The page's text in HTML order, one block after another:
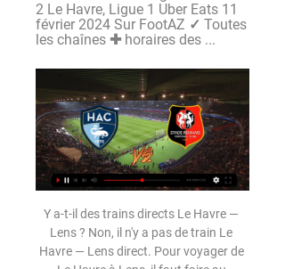
2 Le Havre, Ligue 1 Uber Eats 11
février 2024 Sur FootAZ ✓ Toutes
les chaînes ✚ horaires des ...
Y a-t-il des trains directs Le Havre — Lens ? Non, il n'y a pas de train Le Havre — Lens direct. Pour voyager de Le Havre à Lens, il faut faire au minimum 1 changement. Il peut y avoir davantage de changements durant les week-ends et les vacances. Utilisez le planificateur de voyage sur cette page pour connaître les disponibilités à une.

Découvrez RT France, la dernière-née des chaînes d’info en continu du groupe RT. Une chaîne qui couvre l’actualité française et internationale, et propose de...

10h30 SIRGUE FABIEN C. FOUCHER Emmanuel RUIZ MUAKA BALU Lilian A. BOURENNANE M. LABAY Bosc Jerome D. DUBUC RATIE Jérôme Dalmas Fabien C.BASQUE Pascal REDON 11h15 VERGNES Florent C. FOUCHER Ghislain MEESSEMAN CADALEN Thomas A. DONCESCU PICKEL Gaël Cathala Hugo C.BASQUE Guillaume Arnaud

(((aujourd'hui<<<<))) regarder Le Havre Rennes en direct liv il y a 7 heures — il y a 2 heures — [Direct==] Le Havre Stade Rennes en streaming Stade Rennais - Lille. « J'ai envie de tout donner pour ce club 11 février ...

Tout ce qu'il faut savoir sur le match Sylvia vs Bodens de Division 1 du (30 June 2019) en direct : Résumé, statistiques, compositions et résultats - Besoccer

Un service en ligne unique pour toutes les démarches. La plateforme Études en France est entièrement dématérialisée et permet de gérer l’ensemble des démarches d’inscription dans un établissement d’enseignement supérieur jusqu’à la demande de visa.

date: organisateur: adresse: telephone: telecopie: mail: site internet: engagement: 28/09/19-29/09/19: 0903-ingres: 511 avenue jean moulin 82000 montauban: 0563032761

Le Havre - Rennes EN DIRECT 11. 2. 2024 | Football Suivez Le Havre - Rennes le 11. 2. 2024 en direct - livescore, statistiques tête-à-tête, derniers résultats et plus d'informations sur Flashscore.

Organiser votre événement, inauguration, anniversaire d'entreprise avec LA SALERS EN FOLIE, Traiteur Festif | Rouen - Le Havre - Amiens - Paris - Lille Skip to content Licence de marque

Le Havre Stade Rennes en direct gratuit ((Vivre>)) regarder il y a 2 heures — Le Havre Stade Rennes en direct gratuit ((Vivre>)) regarder Le Havre Stade Rennes en direct gratuit 11 février 2024 Flux Jour de Stade ...

Tout ce qu'il faut savoir sur le match AC Kajaani vs TPS Turku de D2 Ykkonen Finlande du (06 Juillet 2019) en direct : Résumé, statistiques, compositions et résultats - Besoccer

L’équipe de France affronte la Turquie lors des éliminatoires de l’Euro 2020, lundi soir au Stade de France. Toujours sans Mbappé ni Lloris, les Bleus vont disputer leur « finale » du groupe H est là.

Le Havre vs Rennes Live Score and Live Stream il y a 4 heures — Le Havre vs Rennes in real time, providing live video, live stream and Completed Passes: 370 - 413; Throw-Ins: 19 - 12; Free Kicks: 9 - 17. Head-to ...

Acheter des fromages en ligne sur Tentation Fromage, c’est la garantie d’avoir des produits de grande qualité comme chez votre crémier mais sans avoir à vous déplacer et en se faisant livrer les fromages chez vous. Et en plus, nous vous garantissons les mêmes prix qu’en fromagerie ! Acheter du fromage en ligne en 3 étapes

Situation et accès. Il s'agit de l'une des places du quartier de Lille-Centre. La place de Strasbourg est accessible par la rue Jacquemars-Giélée, la rue Nationale, la rue Masséna, et la rue du Maréchal-de-Lattre-de-Tassigny.

Le match entre Eintracht Francfort et Benfica (Europa League, 1/4 de finale), sera télévisé en direct le 18 avril 2019 à 21h00 sur RMC Sport 5. Voici le tableau complet des passages TV de ce match (directs et rediffusions). Pour connaître le prochain match de Eintracht Francfort ou Benfica ou encore le programme complet de la chaîne RMC.

Avis Plus de détails sur notre site - www.betadiffusion.com, A BETA Diffusion, spécialiste de la réparation et vente de matériels BTP, confiez la réparation de votre matériel de bâtiment. Chez le spécialiste du matériel de BTP en Île-de-France BETA Diffusion,.

Dernier match: Stade Montois 35 - 40 Biarritz Olympique (07/05/17) Dans le rétro: Biarritz Olympique 20 - 17 SUA LG (19/01/17). SUA LG 23 - 22 Biarritz Olympique (15/09/16). SUA LG 12 - 3 Biarritz Olympique (21/02/15). Biarritz Olympique 42 - 18 SUA LG (22/11/14). Biarritz Olympique 16 - 11 SUA LG (04/01/13). SUA LG 19 - 25 Biarritz Olympique (25/08/12). Site officiel Sporting Union Agenais.

AIDE: Vous êtes sur la page résultats de Nidaros dans la section Hockey/Norvège.FlashResultats.fr offre les résultats de Nidaros, et les détails de matchs. En plus des scores de Nidaros, vous pouvez suivre +de 5000 compétitions dans +de 30 sports autour du monde sur FlashResultats.fr. Le service de résultats de Nidaros est en temps réel, et se met à jour automatiquement.

Profil du joueur, statistiques des matchs, ainsi que les derniers matchs et les matchs les plus proches: Emiliano Maggioli - profil / statistiques Emiliano Maggioli - profil / statistiques TennisEnDirect.fr » Emiliano Maggioli

0-1 Le Havre vs Rennes : match Foot Direct 11 février 2024 13 Prime Video. Tester gratuitement Prime Video. Qui va gagner ? 1 HAC N NUL 2 SRFC. 32%. 15%. 53%. 107 participants – Terminé. Classement live. Classement complet ...

Regardez Un projet sur instagram invite toutes les femmes à accepter leur corps et leur apparence - Vidéo dailymotion - Sudinfo sur dailymotion

Depuis de nombreuses années, nous nous engageons aux côtés des femmes et des hommes pour les accompagner dans leurs projets. La Société Marseillaise de Crédit contribue ainsi à la vitalité du tissu économique et social des territoires.

Un Mooc, késako ? Le terme « Mooc » vient de l’anglais « Massive Open Online Course » et signifie « Cours en ligne ouverts à tous ». C’est aussi un moyen très en …

ES Vichy, école en Allier (03) sous contrat avec l’état, propose des formations dans le tourisme, le management et l’esthétique. Fort taux de réussite !

dijon match rÉsultats, lens commentaire steraming. VEUILLEZ ATTENDRE L’HEURE DU MATCH (20:00) POUR QUE LE FLUX EN DIRECT COMMENCE … Bienvenue à la …

Après une saison régulière de haut vol, les Lions débutent leur campagne de playoffs ce vendredi face aux Gothiques d’Amiens. LA FORMULE Au terme des 44 journées de championnat de SAXOPRINT Ligue Magnus, 8 équipes se sont qualifiées pour les ¼ de finale des Playoffs 2018 qui débutent ce …

Le Havre - Rennes match en direct Live du Dimanche 11 il y a 5 heures — Suivez le match Le Havre - Rennes en direct LIVE ! C'est Le Havre AC (HAC) qui recoit Stade Rennais FC (SRFC) pour ce match francais du dimanche 11 fevrier ...

Echo 3D à Rouen Normandie en seine maritime l' Eure et à Nantes en Loire Atlantique dans le Pays de Loire - Echographie en 3D sans ordonnance à Rouen et à Nantes

En France en 2018, les parents de 125.000 bébés ont créé une liste de naissance multi-boutique personnalisée sur Mes Envies. 100% gratuit & ultra simple !

Achetez vite vos billets pour Rapaces De Gap Hockey Club avec le site officiel Ticketmaster. Retrouvez toutes ces dates, les avis, sa biographie

Le Stade Rennais s'impose dans la douleur, revivez le match il y a 8 heures — Suivez le match en direct commenté. FBL-FRA-LIGUE1-LA HAVRE-RENNES Duel accroché entre Loic Nego et Adrien Truffert, à l'image de ce match.

Les résultats de la 4e journée : Feutcheu FC de Djiko 2-0 Stade Renard de Melong UMS de Loum 0-1 APEJES de Mfou Coton Sport de Garoua 1-1 Dragon de Yaoundé Veuillez svp désactivez votre bloqueur de publicité pour voir cette page

Adresse, numéro de téléphone, et email pour le Consulat Général du Italie en Paris, France. Inclut un forum pour discuter le Consulat Général.

1159u96 union hainaut basket saint amand 0 1334006 basket lattes montpellier agglomeration 0 1669098 fc lyon 0 1814059 uso mondeville basket 0 2365020 tarbes gespe bigorre 0 tenue de la table de marque championnat de france de lfb saison 2016/2017 commission fédérale sportive page 1 . n° informatique club otm cr 0267011 s.i. graffenstaden 1 0485140 roche vendee bc non renseigné …

« Angers la Blanche » ou « Angers la Noire » Angers fut pendant longtemps une ville noire, en référence à ses maisons en schiste (ou à pans de bois pour les plus anciennes) et ses toits en ardoise, avant de devenir une ville blanche au XIX e siècle lorsque furent édifiés un …

Match Le Havre - Rennes : Sur quelle chaîne TV & Sans abonnement et gratuitement, vous pouvez suivre le match en direct Le Havre - Rennes avec notre partenaire Foot Direct. Principales compétitions de ...

Vous cherchez offres d' emploi e-commerce à Gap? Trouvez le job de vos rêves et venez travailler ici Gap. Voir toutes offres d' emploi e-commerce

(LIBRE!) regarder Le Havre Rennes en direct gratuit il y a 8 heures — Programme Foot vous donne toutes les infos pour regarder le match Le Havre contre Rennes à la TV ou en streaming.

Le Havre Rennes en direct regarder gratuit Le Havre | My Site il y a 10 heures — Ci-dessous, la chaîne pour regarder aujourd'hui le match Rennes - Le Havre en direct live. Chaine-foot.com vous communique le

Jo-Wilfried Tsonga (116ème ATP) a bien commencé sa saison sur terre battue à Marrakech ce lundi. Le Manceau s'est imposé en 1/16èmes en deux sets inégaux (6/1 7/6(3)) face à Cedrik-Marcel Stebe (NC). En 1/8èmes de finale, il va affronter Kyle Edmund. Ca passe aussi pour Gilles Simon (27ème ATP/ N°4).

16 oct. 2019 - Louez auprès d'habitants à Holbæk, Danemark à partir de 18€ par nuit. Trouvez des hébergements uniques auprès d'hôtes locaux dans 191 pays. Soyez chez vous, ailleurs, avec Airbnb.

Le Havre Rennes en streaming tv Rennes 2-2 Le il y a 12 heures — Le Havre Rennes en streaming tv Rennes 2-2 Le Havre, Ligue 1 Uber Eats 11 février 2024 Sur FootAZ ✓ Toutes les chaînes ✚ horaires des ...

Clermont-Nimes. Sport Paris : Retrouvez le live du match, les buts marqués, les temps forts du match de foot et les statistiques. Quels sont les joueurs qui ont marqués, lesquels ont eu un carton ?

[[EN LIGNE##]-] Le Havre Rennes en direct gratuit DIRECT il y a 6 heures — [EN LIG